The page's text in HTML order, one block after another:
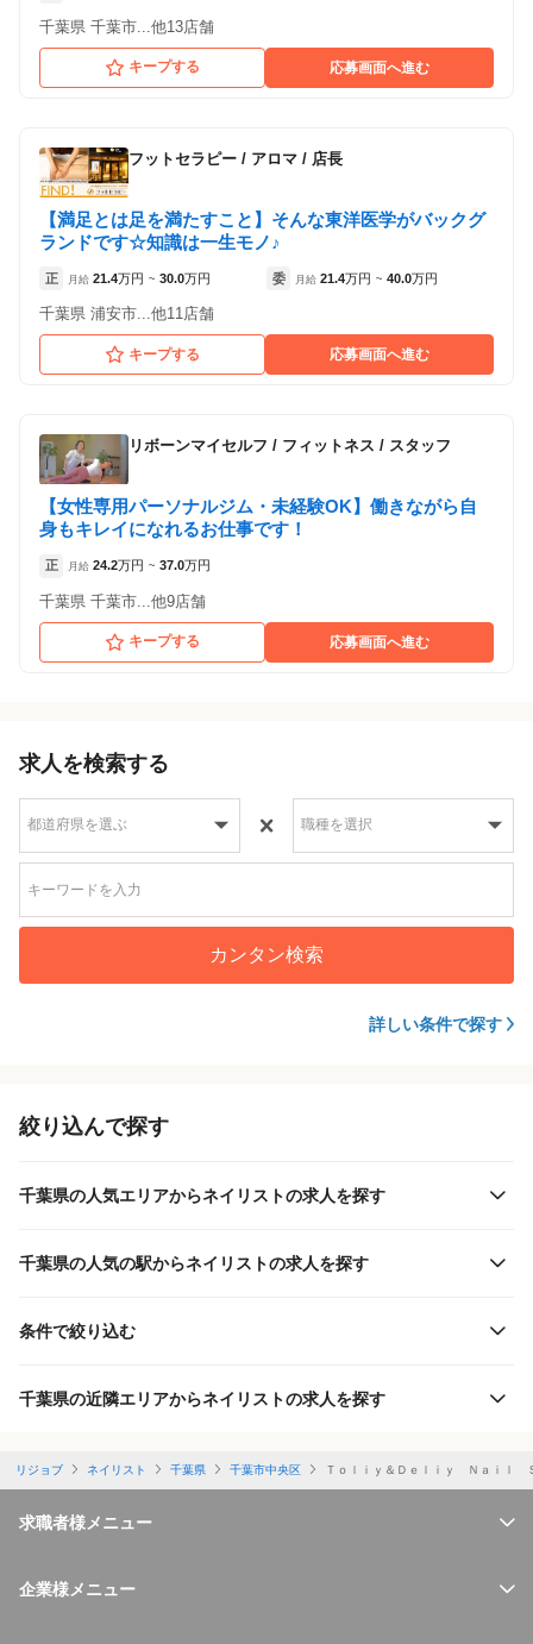
求人を検索する
カンタン検索
詳しい条件で探す
千葉県 千葉市...他13店舗
キープする 応募画面へ進む
フットセラピー / アロマ / 店長
【満足とは足を満たすこと】そんな東洋医学がバックグ
ランドです☆知識は一生モノ♪
正 月給 21.4万円 ~ 30.0万円 委 月給 21.4万円 ~ 40.0万円
千葉県 浦安市...他11店舗
キープする 応募画面へ進む
リボーンマイセルフ / フィットネス / スタッフ
【女性専用パーソナルジム・未経験OK】働きながら自
身もキレイになれるお仕事です！
正 月給 24.2万円 ~ 37.0万円
千葉県 千葉市...他9店舗
キープする 応募画面へ進む
絞り込んで探す
千葉県の人気エリアからネイリストの求人を探す
千葉県の人気の駅からネイリストの求人を探す
条件で絞り込む
千葉県の近隣エリアからネイリストの求人を探す
リジョブ ネイリスト 千葉県 千葉市中央区 Ｔｏｌｉｙ＆Ｄｅｌｉｙ Ｎａｉｌ
求職者様メニュー
企業様メニュー